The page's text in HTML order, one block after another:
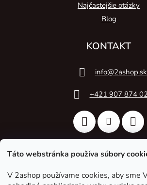
Táto webstránka používa súbory
V 2ashop používame cookies, aby sme
Najčastejšie otázky
Blog
KONTAKT
info@2ashop.sk
+421 907 874
2A Acoustic